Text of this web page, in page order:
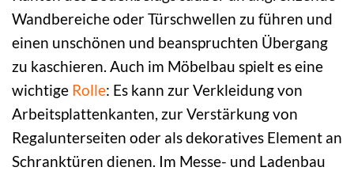
Wandbereiche oder Türschwellen zu führen und
einen unschönen und beanspruchten Übergang
zu kaschieren. Auch im Möbelbau spielt es eine
wichtige Rolle: Es kann zur Verkleidung von
Arbeitsplattenkanten, zur Verstärkung von
Regalunterseiten oder als dekoratives Element an
Schranktüren dienen. Im Messe- und Ladenbau